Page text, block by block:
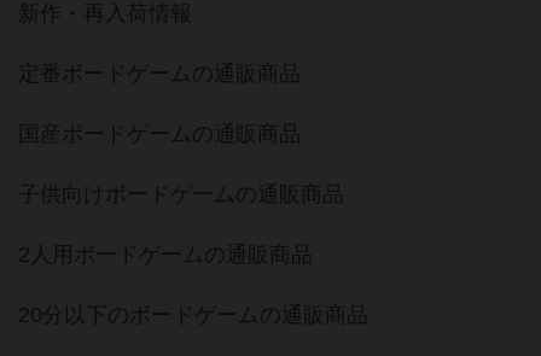
新作・再入荷情報
定番ボードゲームの通販商品
国産ボードゲームの通販商品
子供向けボードゲームの通販商品
2人用ボードゲームの通販商品
20分以下のボードゲームの通販商品